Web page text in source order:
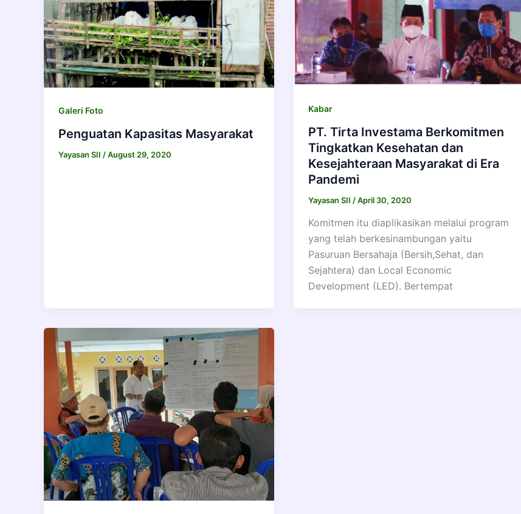
Galeri Foto
Penguatan Kapasitas Masyarakat
Yayasan SII /August 29, 2020
Kabar
PT. Tirta Investama Berkomitmen
Tingkatkan Kesehatan dan
Kesejahteraan Masyarakat di Era
Pandemi
Yayasan SII /April 30, 2020
Komitmen itu diaplikasikan melalui program
yang telah berkesinambungan yaitu
Pasuruan Bersahaja (Bersih,Sehat, dan
Sejahtera) dan Local Economic
Development (LED). Bertempat